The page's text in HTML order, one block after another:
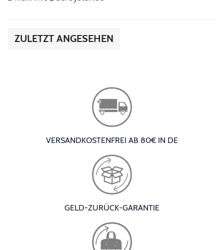
ZULETZT ANGESEHEN
VERSANDKOSTENFREI AB 80€ IN DE
GELD-ZURÜCK-GARANTIE